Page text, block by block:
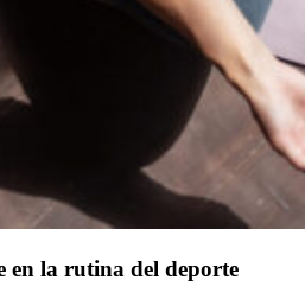
en la rutina del deporte